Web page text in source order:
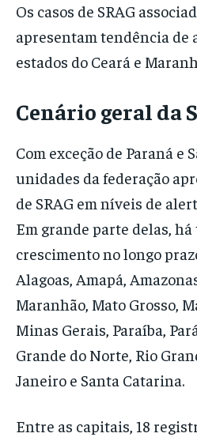
Os casos de SRAG
apresentam tendência de
estados do Ceará e
Cenário geral da
Com exceção de Paraná e
unidades da federação
de SRAG em níveis de
Em grande parte delas,
crescimento no longo
Alagoas, Amapá,
Maranhão, Mato Grosso,
Minas Gerais, Paraíba,
Grande do Norte, Rio
Janeiro e Santa Catarina.
Entre as capitais, 18